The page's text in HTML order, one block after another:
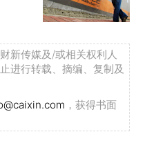
新传媒及/或相关权利人
进行转载、摘编、复制及
，获得书面